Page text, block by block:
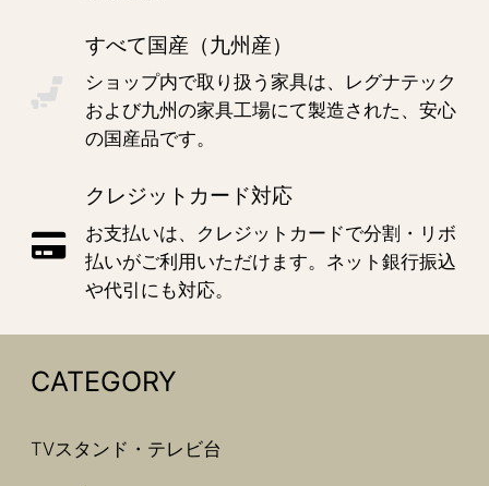
すべて国産（九州産）
ショップ内で取り扱う家具は、レグナテック
および九州の家具工場にて製造された、安心
の国産品です。
クレジットカード対応
お支払いは、クレジットカードで分割・リボ
払いがご利用いただけます。ネット銀行振込
や代引にも対応。
CATEGORY
TVスタンド・テレビ台